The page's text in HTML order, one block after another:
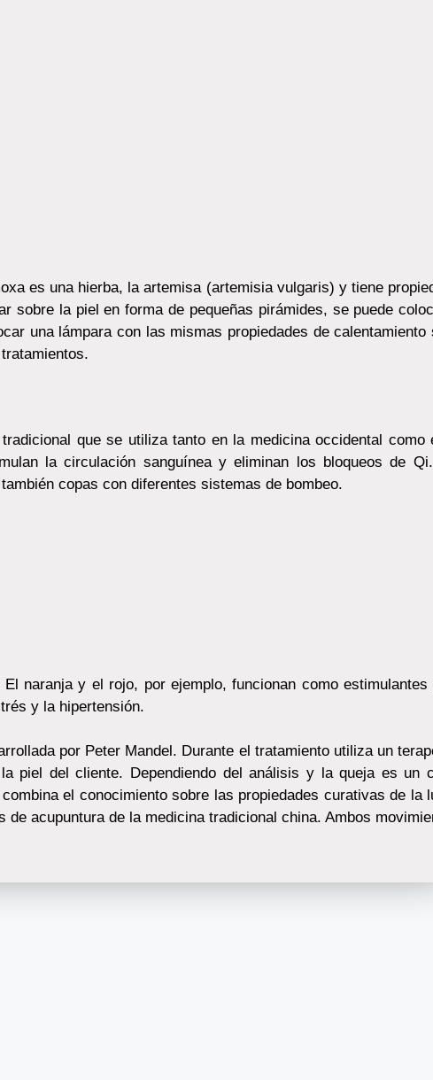
es una hierba, la artemisa (artemisia vulgaris) y tiene
sobre la piel en forma de pequeñas pirámides, se puede
una lámpara con las mismas propiedades de calentamiento
que se utiliza tanto en la medicina occidental como
la circulación sanguínea y eliminan los bloqueos de
copas con diferentes sistemas de bombeo.
del color.
naranja y el rojo, por ejemplo, funcionan como
el estrés y la hipertensión.
por Peter Mandel. Durante el tratamiento utiliza un
piel del cliente. Dependiendo del análisis y la queja es un
el conocimiento sobre las propiedades curativas de la
acupuntura de la medicina tradicional china. Ambos